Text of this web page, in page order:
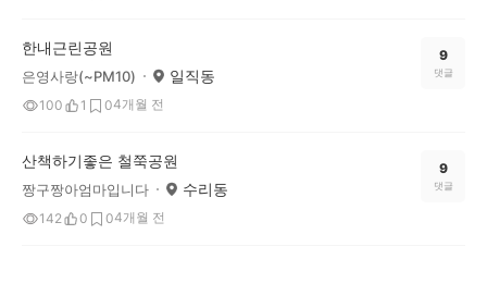
한내근린공원
은영사랑(~PM10) 일직동
100 1 04개월 전
9
댓글
산책하기좋은 철쭉공원
짱구짱아엄마입니다 수리동
142 0 04개월 전
9
댓글